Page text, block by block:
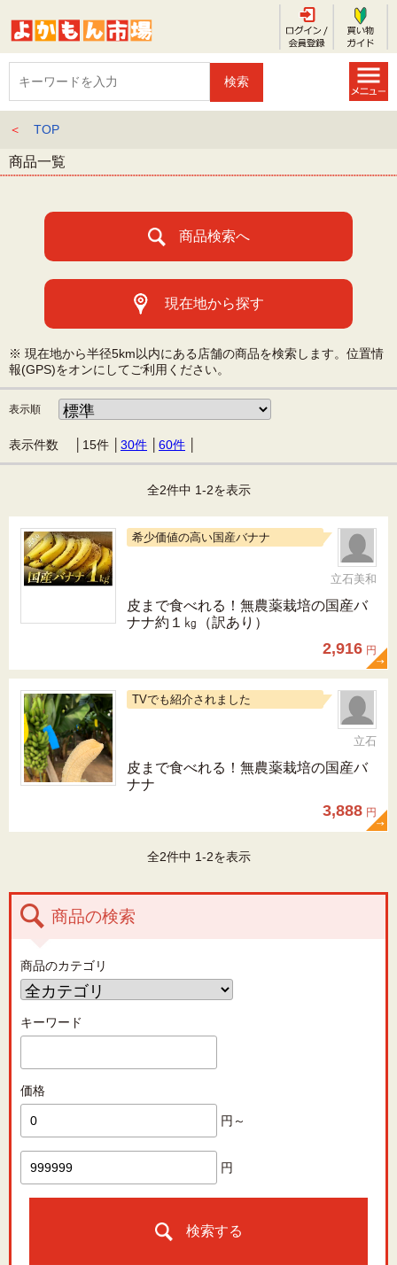
＜ TOP
商品一覧
商品検索へ
現在地から探す
※ 現在地から半径5km以内にある店舗の商品を検索します。位置情
報(GPS)をオンにしてご利用ください。
表示順
表示件数 │ 15件 30件 60件
全2件中 1-2を表示
希少価値の高い国産バナナ
立石美和
皮まで食べれる！無農薬栽培の国産バ
ナナ約１㎏（訳あり）
2,916 円
TVでも紹介されました
立石
皮まで食べれる！無農薬栽培の国産バ
ナナ
3,888 円
全2件中 1-2を表示
商品の検索
商品のカテゴリ
キーワード
価格
円～
円
検索する